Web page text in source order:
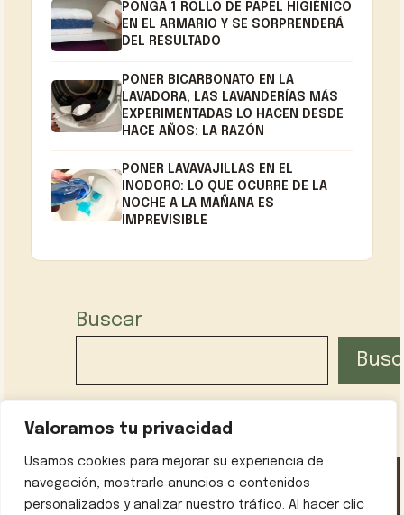
Valoramos tu privacidad
Usamos cookies para mejorar su experiencia de
navegación, mostrarle anuncios o contenidos
personalizados y analizar nuestro tráfico. Al hacer clic
PONGA 1 ROLLO DE PAPEL HIGIÉNICO
EN EL ARMARIO Y SE SORPRENDERÁ
DEL RESULTADO
PONER BICARBONATO EN LA
LAVADORA, LAS LAVANDERÍAS MÁS
EXPERIMENTADAS LO HACEN DESDE
HACE AÑOS: LA RAZÓN
PONER LAVAVAJILLAS EN EL
INODORO: LO QUE OCURRE DE LA
NOCHE A LA MAÑANA ES
IMPREVISIBLE
Buscar